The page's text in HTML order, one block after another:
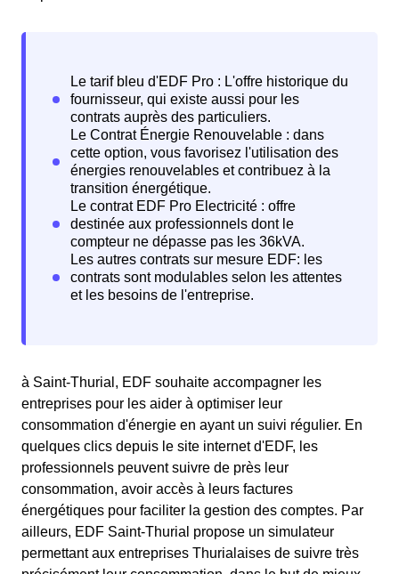
à Saint-Thurial, EDF souhaite accompagner les
entreprises pour les aider à optimiser leur
consommation d'énergie en ayant un suivi régulier. En
quelques clics depuis le site internet d'EDF, les
professionnels peuvent suivre de près leur
consommation, avoir accès à leurs factures
énergétiques pour faciliter la gestion des comptes. Par
ailleurs, EDF Saint-Thurial propose un simulateur
permettant aux entreprises Thurialaises de suivre très